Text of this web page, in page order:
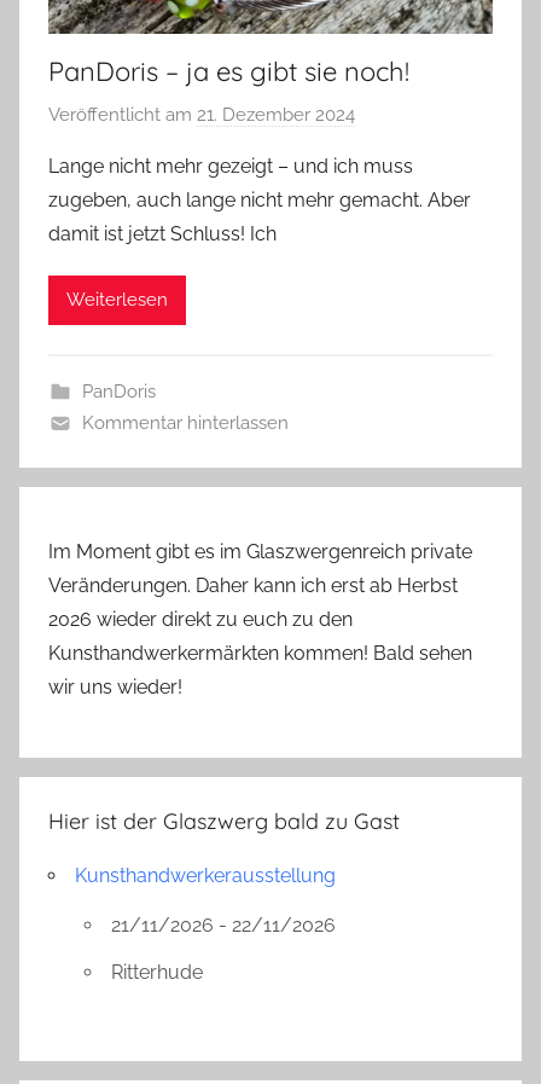
PanDoris – ja es gibt sie noch!
Veröffentlicht am 21. Dezember 2024
n
G
Lange nicht mehr gezeigt – und ich muss
zugeben, auch lange nicht mehr gemacht. Aber
damit ist jetzt Schluss! Ich
Weiterlesen
PanDoris
Kommentar hinterlassen
Im Moment gibt es im Glaszwergenreich private
Veränderungen. Daher kann ich erst ab Herbst
2026 wieder direkt zu euch zu den
Kunsthandwerkermärkten kommen! Bald sehen
wir uns wieder!
Hier ist der Glaszwerg bald zu Gast
Kunsthandwerkerausstellung
21/11/2026 - 22/11/2026
Ritterhude